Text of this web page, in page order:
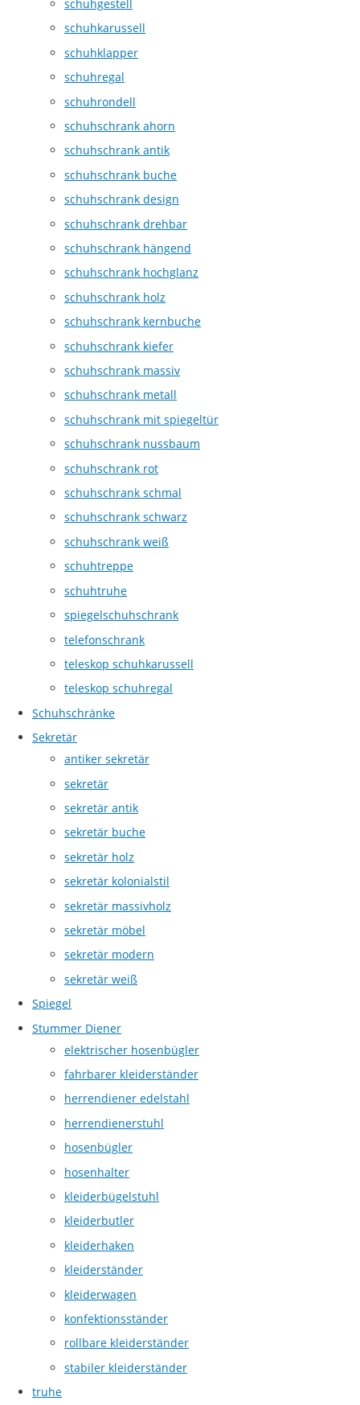
schuhgestell
schuhkarussell
schuhklapper
schuhregal
schuhrondell
schuhschrank ahorn
schuhschrank antik
schuhschrank buche
schuhschrank design
schuhschrank drehbar
schuhschrank hängend
schuhschrank hochglanz
schuhschrank holz
schuhschrank kernbuche
schuhschrank kiefer
schuhschrank massiv
schuhschrank metall
schuhschrank mit spiegeltür
schuhschrank nussbaum
schuhschrank rot
schuhschrank schmal
schuhschrank schwarz
schuhschrank weiß
schuhtreppe
schuhtruhe
spiegelschuhschrank
telefonschrank
teleskop schuhkarussell
teleskop schuhregal
Schuhschränke
Sekretär
antiker sekretär
sekretär
sekretär antik
sekretär buche
sekretär holz
sekretär kolonialstil
sekretär massivholz
sekretär möbel
sekretär modern
sekretär weiß
Spiegel
Stummer Diener
elektrischer hosenbügler
fahrbarer kleiderständer
herrendiener edelstahl
herrendienerstuhl
hosenbügler
hosenhalter
kleiderbügelstuhl
kleiderbutler
kleiderhaken
kleiderständer
kleiderwagen
konfektionsständer
rollbare kleiderständer
stabiler kleiderständer
truhe